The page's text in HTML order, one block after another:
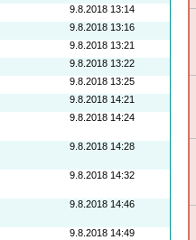
9.8.2018 13:14
9.8.2018 13:16
9.8.2018 13:21
9.8.2018 13:22
9.8.2018 13:25
9.8.2018 14:21
9.8.2018 14:24
9.8.2018 14:28
9.8.2018 14:32
9.8.2018 14:46
9.8.2018 14:49